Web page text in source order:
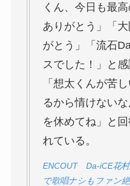
くん、今日も最
ありがとう」「
がとう」「流石
スでした！」と
「想太くんが苦
るから情けない
を休めてね」と
れている。
ENCOUT Da-iCE花
で歌唱ナシもファン